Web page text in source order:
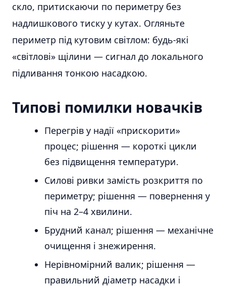
скло, притискаючи по периметру без
надлишкового тиску у кутах. Огляньте
периметр під кутовим світлом: будь-які
«світлові» щілини — сигнал до локального
підливання тонкою насадкою.
Типові помилки новачків
Перегрів у надії «прискорити»
процес; рішення — короткі цикли
без підвищення температури.
Силові ривки замість розкриття по
периметру; рішення — повернення у
піч на 2–4 хвилини.
Брудний канал; рішення — механічне
очищення і знежирення.
Нерівномірний валик; рішення —
правильний діаметр насадки і